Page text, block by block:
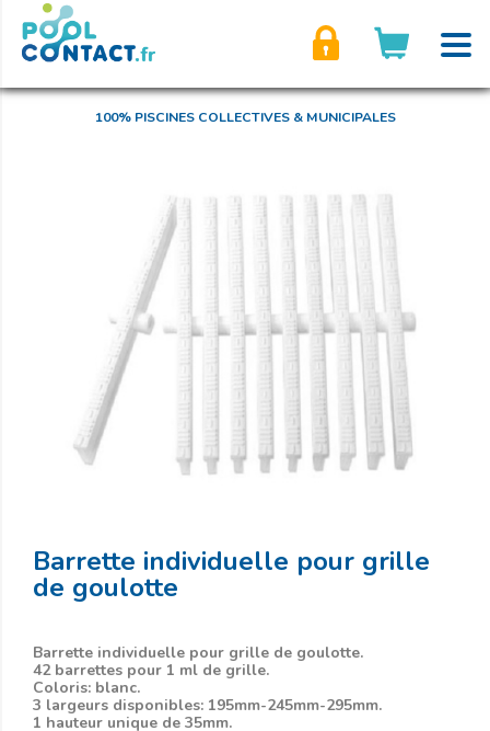
100% PISCINES COLLECTIVES & MUNICIPALES
Barrette individuelle pour grille
de goulotte
Barrette individuelle pour grille de goulotte.
42 barrettes pour 1 ml de grille.
Coloris: blanc.
3 largeurs disponibles: 195mm-245mm-295mm.
1 hauteur unique de 35mm.